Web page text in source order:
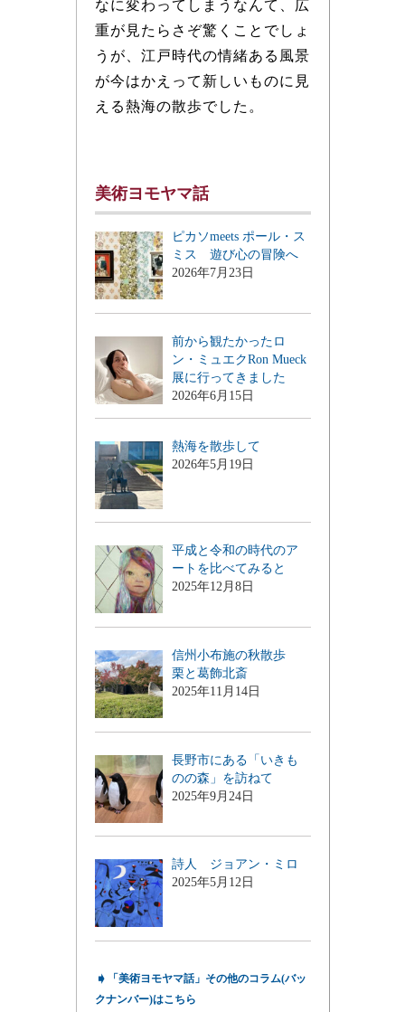
なに変わってしまうなんて、広
重が見たらさぞ驚くことでしょ
うが、江戸時代の情緒ある風景
が今はかえって新しいものに見
える熱海の散歩でした。
美術ヨモヤマ話
ピカソmeets ポール・ス
ミス 遊び心の冒険へ
2026年7月23日
前から観たかったロ
ン・ミュエクRon Mueck
展に行ってきました
2026年6月15日
熱海を散歩して
2026年5月19日
平成と令和の時代のア
ートを比べてみると
2025年12月8日
信州小布施の秋散歩
栗と葛飾北斎
2025年11月14日
長野市にある「いきも
のの森」を訪ねて
2025年9月24日
詩人 ジョアン・ミロ
2025年5月12日
➧
「美術ヨモヤマ話」その他のコラム(バッ
クナンバー)はこちら